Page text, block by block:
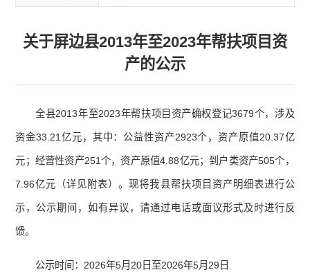
关于屏边县2013年至2023年帮扶项目资
产的公示
全县2013年至2023年帮扶项目资产确权登记3679个，涉及
资金33.21亿元，其中：公益性资产2923个，资产原值20.37亿
元；经营性资产251个，资产原值4.88亿元；到户类资产505个，
7.96亿元（详见附表）。现将我县帮扶项目资产明细表进行公
示，公示期间，如有异议，请通过电话或面议形式及时进行反
馈。
公示时间：2026年5月20日至2026年5月29日